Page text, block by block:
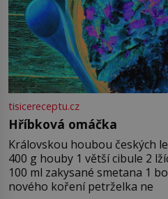
tisicereceptu.cz
Hříbková omáčka
Královskou houbou českých lesů je
400 g houby 1 větší cibule 2
100 ml zakysané smetana 1
nového koření petrželka ne